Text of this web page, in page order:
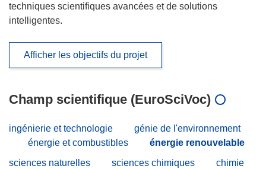
techniques scientifiques avancées et de solutions
intelligentes.
Afficher les objectifs du projet
Champ scientifique (EuroSciVoc)
ingénierie et technologie
génie de l'environnement
énergie et combustibles
énergie renouvelable
sciences naturelles
sciences chimiques
chimie